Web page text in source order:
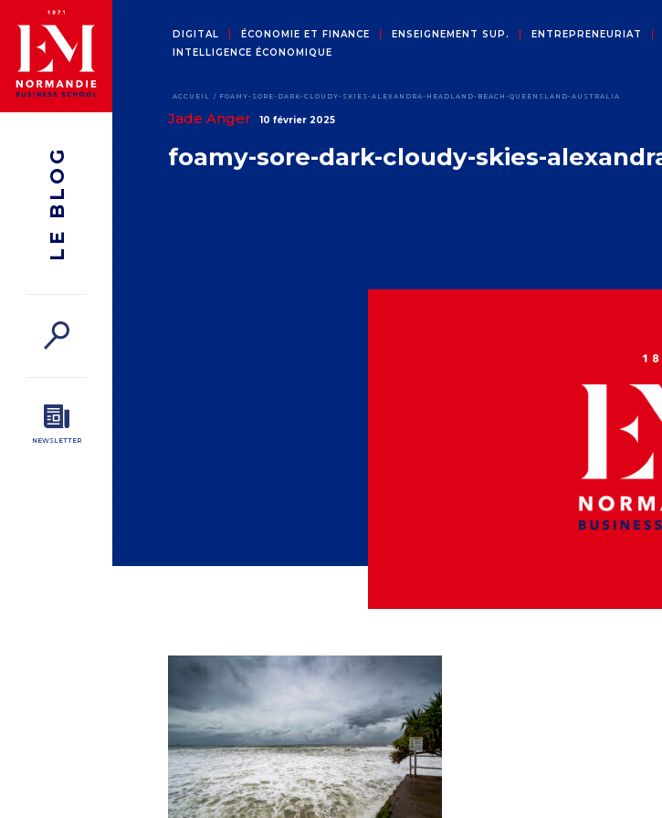
DIGITAL ÉCONOMIE ET FINANCE ENSEIGNEMENT SUP. ENTREPRENEURIAT
INTELLIGENCE ÉCONOMIQUE
ACCUEIL FOAMY-SORE-DARK-CLOUDY-SKIES-ALEXANDRA-HEADLAND-BEACH-QUEENSLAND-AUSTRALIA
LE BLOG
NEWSLETTER
Jade Anger 10 février 2025
foamy-sore-dark-cloudy-skies-